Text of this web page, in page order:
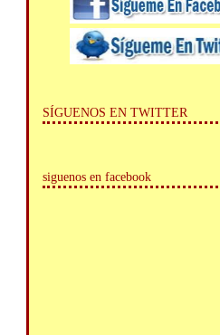
SÍGUENOS EN TWITTER
siguenos en facebook